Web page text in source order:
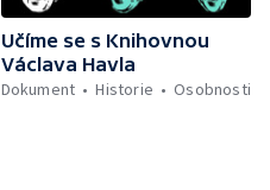
Učíme se s Knihovnou
Václava Havla
Dokument
Historie Osobnosti